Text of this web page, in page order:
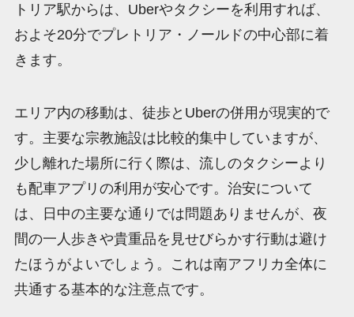
トリア駅からは、Uberやタクシーを利用すれば、
およそ20分でプレトリア・ノールドの中心部に着
きます。
エリア内の移動は、徒歩とUberの併用が現実的で
す。主要な宗教施設は比較的集中していますが、
少し離れた場所に行く際は、流しのタクシーより
も配車アプリの利用が安心です。治安について
は、日中の主要な通りでは問題ありませんが、夜
間の一人歩きや貴重品を見せびらかす行動は避け
たほうがよいでしょう。これは南アフリカ全体に
共通する基本的な注意点です。